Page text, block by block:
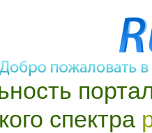
спектра